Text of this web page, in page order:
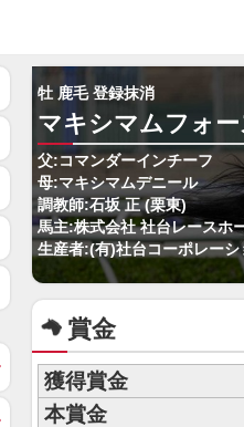
牡 鹿毛 登録抹消
マキシマムフォー
父:コマンダーインチーフ
母:マキシマムデニール
調教師:石坂 正 (栗東)
馬主:株式会社 社台レースホ
生産者:(有)社台コーポレー
賞金
獲得賞金
本賞金